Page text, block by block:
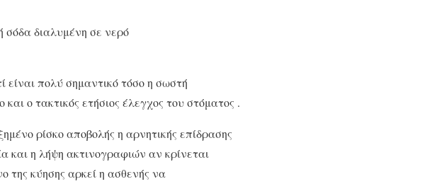
σόδα διαλυμένη σε νερό
πολύ σημαντικό τόσο η σωστή
ο τακτικός ετήσιος έλεγχος του στόματος .
ρίσκο αποβολής η αρνητικής επίδρασης
και η λήψη ακτινογραφιών αν κρίνεται
της κύησης αρκεί η ασθενής να